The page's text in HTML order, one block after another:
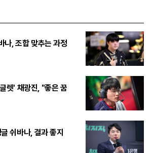
나, 조합 맞추는 과정
렛' 채광진, "좋은 꿈
쉬바나, 결과 좋지